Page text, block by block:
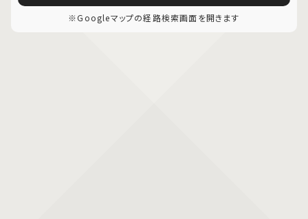
※Googleマップの経路検索画面を開きます